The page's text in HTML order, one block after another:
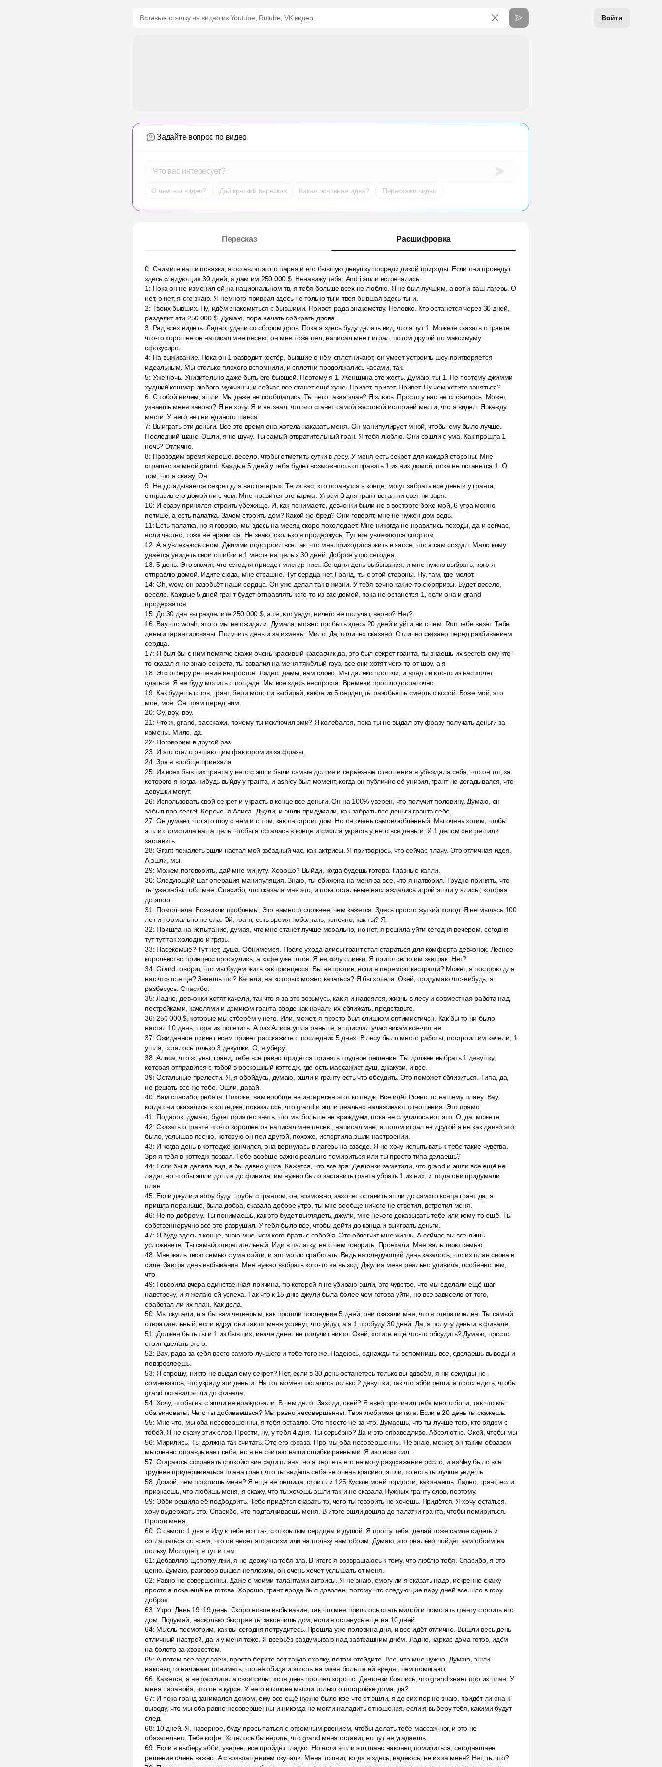
Войти
Вставьте ссылку на видео из Youtube, Rutube, VK видео
Задайте вопрос по видео
Что вас интересует?
О чем это видео? Дай краткий пересказ Какая основная идея? Перескажи видео
Пересказ Расшифровка
0: Снимите ваши повязки, я оставлю этого парня и его бывшую девушку посреди дикой природы. Если они проведут
здесь следующие 30 дней, я дам им 250 000 $. Ненавижу тебя. And i эшли встречались.
1 : Пока он не изменил ей на национальном тв, я тебя больше всех не люблю. Я не был лучшим, а вот и ваш лагерь. О
нет, о нет, я его знаю. Я немного приврал здесь не только ты и твоя бывшая здесь ты и.
2: Твоих бывших. Ну, идём знакомиться с бывшими. Привет, рада знакомству. Неловко. Кто останется через 30 дней,
разделит эти 250 000 $. Думаю, пора начать собирать дрова.
3: Рад всех видеть. Ладно, удачи со сбором дров. Пока я здесь буду делать вид, что я тут 1. Можете сказать о гранте
что-то хорошее он написал мне песню, он мне тоже пел, написал мне r играл, потом другой по максимуму
сфокусиро.
4: На выживание. Пока он 1 разводит костёр, бывшие о нём сплетничают, он умеет устроить шоу притворяется
идеальным. Мы столько плохого вспомнили, и сплетни продолжались часами, так.
5: Уже ночь. Унизительно даже быть его бывшей. Поэтому я 1. Женщина это жесть. Думаю, ты 1. Не поэтому джимми
худший кошмар любого мужчины, и сейчас все станет ещё хуже. Привет, привет. Привет. Ну чем хотите заняться?
6: С тобой ничем, эшли. Мы даже не пообщались. Ты чего такая злая? Я злюсь. Просто у нас не сложилось. Может,
узнаешь меня заново? Я не хочу. Я и не знал, что это станет самой жестокой историей мести, что я видел. Я жажду
мести. У него нет ни единого шанса.
7: Выиграть эти деньги. Все это время она хотела наказать меня. Он манипулирует мной, чтобы ему было лучше.
Последний шанс. Эшли, я не шучу. Ты самый отвратительный гран. Я тебя люблю. Они сошли с ума. Как прошла 1
ночь? Отлично.
8: Проводим время хорошо, весело, чтобы отметить сутки в лесу. У меня есть секрет для каждой стороны. Мне
страшно за мной grand. Каждые 5 дней у тебя будет возможность отправить 1 из них домой, пока не останется 1. О
том, что я скажу. Он.
9: Не догадывается секрет для вас пятерых. Те из вас, кто останутся в конце, могут забрать все деньги у гранта,
отправив его домой ни с чем. Мне нравится это карма. Утром 3 дня грант встал ни свет ни заря.
10: И сразу принялся строить убежище. И, как понимаете, девчонки были не в восторге боже мой, 6 утра можно
потише, а есть палатка. Зачем строить дом? Какой же бред? Они говорят, мне не нужен дом ведь.
11 : Есть палатка, но я говорю, мы здесь на месяц скоро похолодает. Мне никогда не нравились походы, да и сейчас,
если честно, тоже не нравится. Не знаю, сколько я продержусь. Тут все увлекаются спортом.
12:А я увлекаюсь сном. Джимми подстроил все так, что мне приходится жить в хаосе, что я сам создал. Мало кому
удаётся увидеть свои ошибки в 1 месте на целых 30 дней. Доброе утро сегодня.
13:5 день. Это значит, что сегодня приедет мистер пист. Сегодня день выбывания, и мне нужно выбрать, кого я
отправлю домой. Идите сюда, мне страшно. Тут сердца нет. Гранд, ты с этой стороны. Ну, там, где молот.
14:Oh, wow, он разобьёт наши сердца. Он уже делал так в жизни. У тебя вечно какие-то сюрпризы. Будет весело,
весело. Каждые 5 дней грант будет отправлять кого-то из вас домой, пока не останется 1, если она и grand
продержатся.
15: До 30 дня вы разделите 250 000 $, а те, кто уедут, ничего не получат, верно? Нет?
16: Вау что woah, этого мы не ожидали. Думала, можно пробыть здесь 20 дней и уйти ни с чем. Run тебе везёт. Тебе
деньги гарантированы. Получить деньги за измены. Мило. Да, отлично сказано. Отлично сказано перед разбиванием
сердца.
17: Я был бы с ним помягче скажи очень красивый красавчик да, это был секрет гранта, ты знаешь их secrets ему кто-
то сказал я не знаю секрета, ты взвалил на меня тяжёлый груз, все они хотят чего-то от шоу, а я
18: Это отберу решение непростое. Ладно, дамы, вам слово. Мы далеко прошли, и вряд ли кто-то из нас хочет
сдаться. Я не буду молить о пощаде. Мы все здесь неспроста. Времени прошло достаточно.
19: Как будешь готов, грант, бери молот и выбирай, какое из 5 сердец ты разобьёшь смерть с косой. Боже мой, это
моё, моё. Он прям перед ним.
20:Оу, воу, воу.
21 : Что ж, grand, расскажи, почему ты исключил эми? Я колебался, пока ты не выдал эту фразу получать деньги за
измены. Мило, да.
22: Поговорим в другой раз.
23: И это стало решающим фактором из за фразы.
24:Зря я вообще приехала.
25: Из всех бывших гранта у него с эшли были самые долгие и серьёзные отношения я убеждала себя, что он тот, за
которого я когда-нибудь выйду у гранта, и ashley был момент, когда он публично её унизил, грант не догадывался, что
девушки могут.
26: Использовать свой секрет и украсть в конце все деньги. Он на 100% уверен, что получит половину. Думаю, он
забыл про secret. Короче, я Алиса. Джули, и эшли придумали, как забрать все деньги гранта себе.
27:Он думает, что это шоу о нём и о том, как он строит дом. Но он очень самовлюблённый. Мы очень хотим, чтобы
эшли отомстила наша цель, чтобы я осталась в конце и смогла украсть у него все деньги. И 1 делом они решили
заставить
28:Grant пожалеть эшли настал мой звёздный час, как актрисы. Я притворюсь, что сейчас плачу. Это отличная идея.
A эшли, мы.
29: Можем поговорить, дай мне минуту. Хорошо? Выйди, когда будешь готова. Глазные капли.
30:Следующий шаг операция манипуляция. Знаю, ты обижена на меня за все, что я натворил. Трудно принять, что
ты уже забыл обо мне. Спасибо, что сказала мне это, и пока остальные наслаждались игрой эшли у алисы, которая
до этого.
31 : Помолчала. Возникли проблемы. Это намного сложнее, чем кажется. Здесь просто жуткий холод. Я не мылась 100
лет и нормально не ела. Эй, грант, есть время поболтать, конечно, как ты? Я.
32: Пришла на испытание, думая, что мне станет лучше морально, но нет, я решила уйти сегодня вечером, сегодня
тут тут так холодно и грязь.
33: Насекомые? Тут нет, душа. Обнимемся. После ухода алисы грант стал стараться для комфорта девчонок. Лесное
королевство принцесс проснулись, а кофе уже готов. Я не хочу сливки. Я приготовлю им завтрак. Нет?
34:Grand говорит, что мы будем жить как принцесса. Вы не против, если я перемою кастрюли? Может, я построю для
нас что-то ещё? Знаешь что? Качели, на которых можно качаться? Я бы хотела. Окей, придумаю что-нибудь, я
разберусь. Спасибо.
35:Ладно, девчонки хотят качели, так что я за это возьмусь, как я и надеялся, жизнь в лесу и совместная работа над
постройками, качелями и домиком гранта вроде как начали их сближать, представьте.
36: 250 000 $, которые мы отберём у него. Или, может, я просто был слишком оптимистичен. Как бы то ни было,
настал 10 день, пора их посетить. А раз Алиса ушла раньше, я прислал участникам кое-что не
37:Ожиданное привет всем привет расскажите о последних 5 днях. В лесу было много работы, построил им качели, 1
ушла, осталось только 3 девушки. О, я уберу.
38:Алиса, что ж, увы, гранд, тебе все равно придётся принять трудное решение. Ты должен выбрать 1 девушку,
которая отправится с тобой в роскошный коттедж, где есть массажист душ, джакузи, и все.
39:Остальные прелести. Я, я обойдусь, думаю, эшли и гранту есть что обсудить. Это поможет сблизиться. Типа, да,
но решать все же тебе. Эшли, давай.
40: Вам спасибо, ребята. Похоже, вам вообще не интересен этот коттедж. Все идёт Ровно по нашему плану. Вау,
когда они оказались в коттедже, показалось, что grand и эшли реально налаживают отношения. Это прямо.
41 : Подарок, думаю, будет приятно знать, что мы больше не враждуем, пока не случилось вот это. О, да, можете.
42:Сказать о гранте что-то хорошее он написал мне песню, написал мне, а потом играл её другой я не как давно это
было, услышав песню, которую он пел другой, похоже, испортила эшли настроении.
43: И когда день в коттедже кончился, она вернулась в лагерь на взводе. Я не хочу испытывать к тебе такие чувства.
Зря я тебя в коттедж позвал. Тебе вообще важно реально помириться или ты просто типа делаешь?
44: Если бы я делала вид, я бы давно ушла. Кажется, что все зря. Девчонки заметили, что grand и эшли все ещё не
ладят, но чтобы эшли дошла до финала, им нужно было заставить гранта убрать 1 из них, и тогда они придумали
план.
45: Если джули и abby будут грубы с грантом, он, возможно, захочет оставить эшли до самого конца грант да, я
пришла пораньше, была добра, сказала доброе утро, ты мне вообще ничего не ответил, встретил меня.
46: Не по доброму. Ты понимаешь, как это будет выглядеть, джули, мне нечего доказывать тебе или кому-то ещё. Ты
собственноручно все это разрушил. У тебя было все, чтобы дойти до конца и выиграть деньги.
47: Я буду здесь в конце, знаю мне, чем кого брать с собой я. Это облегчит мне жизнь. А сейчас вы все лишь
усложняете. Ты самый отвратительный. Иди в палатку, не о чем говорить. Проехали. Мне жаль твою семью.
48: Мне жаль твою семью с ума сойти, и это могло сработать. Ведь на следующий день казалось, что их план снова в
силе. Завтра день выбывания. Мне нужно выбрать кого-то на выход. Джулия меня реально удивила, особенно тем,
что
49: Говорила вчера единственная причина, по которой я не убираю эшли, это чувство, что мы сделали ещё шаг
навстречу, и я желаю ей успеха. Так что к 15 дню джули была более чем готова уйти, но все зависело от того,
сработал ли их план. Как дела.
50: Мы скучали, и я бы вам четверым, как прошли последние 5 дней, они сказали мне, что я отвратителен. Ты самый
отвратительный, если вдруг они так от меня устанут, что уйдут, а я 1 пробуду 30 дней. Да, я получу деньги в финале.
51 : Должен быть ты и 1 из бывших, иначе денег не получит никто. Окей, хотите ещё что-то обсудить? Думаю, просто
стоит сделать это о.
52: Вау, рада за себя всего самого лучшего и тебе того же. Надеюсь, однажды ты вспомнишь все, сделаешь выводы и
повзрослеешь.
53: Я спрошу, никто не выдал ему секрет? Нет, если в 30 день останетесь только вы вдвоём, я ни секунды не
сомневаюсь, что украду эти деньги. На тот момент остались только 2 девушки, так что эбби решила проследить, чтобы
grand оставил эшли до финала.
54:Хочу, чтобы вы с эшли не враждовали. В чем дело. Заходи, окей? Я явно причинил тебе много боли, так что мы
оба виноваты. Чего ты добиваешься? Мы равно несовершенны. Твоя любимая цитата. Если в 20 день ты скажешь.
55: Мне что, мы оба несовершенны, я тебя оставлю. Это просто не за что. Думаешь, что ты лучше того, кто рядом с
тобой. Я не скажу этих слов. Прости, ну, у тебя 4 дня. Ты серьёзно? Да и это справедливо. Абсолютно. Окей, чтобы мы
56: Мирились. Ты должна так считать. Это его фраза. Про мы оба несовершенны. Не знаю, может, он таким образом
мысленно оправдывает себя, но я не считаю наши ошибки равными. Я изо всех сил.
57:Стараюсь сохранять спокойствие ради плана, но я терпеть его не могу раздражение росло, и ashley было все
труднее придерживаться плана грант, что ты ведёшь себя не очень красиво, эшли, то есть ты лучше уедешь.
58: Домой, чем простишь меня? Я ещё не решила, стоит ли 125 Кусков моей гордости, как знаешь. Ладно, грант, если
признаешь, что любишь меня, я скажу, что ты хочешь эшли так и не сказала Нужных гранту слов, поэтому.
59: Эбби решила её подбодрить. Тебе придётся сказать то, чего ты говорить не хочешь. Придётся. Я хочу остаться,
хочу выдержать это. Спасибо, что подталкиваешь меня. В итоге эшли дошла до палатки гранта, чтобы помириться.
Прости меня.
60:С самого 1 дня я Иду к тебе вот так, с открытым сердцем и душой. Я прошу тебя, делай тоже самое сидеть и
соглашаться со всем, что он несёт это эгоизм или на пользу нам обоим. Думаю, это реально пойдёт нам обоим на
пользу. Молодец, я тут и там.
61 : Добавляю щепотку лжи, я не держу на тебя зла. В итоге я возвращаюсь к тому, что люблю тебя. Спасибо, я это
ценю. Думаю, разговор вышел неплохим, он очень хочет услышать от меня.
62: Равно не совершенны. Даже с моими талантами актрисы. Я не знаю, смогу ли я сказать надо, искренне скажу
просто я пока ещё не готова. Хорошо, грант вроде был доволен, потому что следующие пару дней все шло в гору
доброе.
63:Утро. День 19. 19 день. Скоро новое выбывание, так что мне пришлось стать милой и помогать гранту строить его
дом. Подумай, насколько быстрее ты закончишь дом, если я останусь ещё на 10 дней.
64: Мысль посмотрим, как вы сегодня потрудитесь. Прошла уже половина дня, и все идёт отлично. Вышли весь день
отличный настрой, да и у меня тоже. Я всерьёз раздумываю над завтрашним днём. Ладно, каркас дома готов, идём
на болото за хворостом.
65:А потом все заделаем, просто берите вот такую охапку, потом отойдите. Все, что мне нужно. Думаю, эшли
наконец то начинает понимать, что её обида и злость на меня больше ей вредят, чем помогают.
66: Кажется, я не рассчитала свои силы, хотя день прошёл хорошо. Девчонки боялись, что grand знает про их план. У
меня паранойя, что он в курсе. У него в голове мысли только о постройке дома, да?
67: И пока гранд занимался домом, ему все ещё нужно было кое-что от эшли, я до сих пор не знаю, придёт ли она к
выводу, что мы оба равно несовершенны и никогда не могли наладить отношения, если я выберу тебя, какими будут
след.
68: 10 дней. Я, наверное, буду просыпаться с огромным рвением, чтобы делать тебе массаж ног, и это не
обязательно. Тебе кофе. Хотелось бы верить, что grand меня оставит, но тут не угадаешь.
69: Если я выберу эбби, уверен, все пройдёт гладко. Но если эшли это шанс наконец помириться, сегодняшнее
решение очень важно. A с возвращением скучали. Меня тошнит, когда я здесь, надеюсь, не из за меня? Нет, ты что?